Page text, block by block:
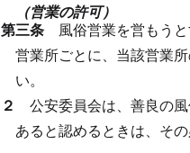
（営業の許可）
第三条 風俗営業を営もう
営業所ごとに、当該営業
い。
２ 公安委員会は、善良の
あると認めるときは、その